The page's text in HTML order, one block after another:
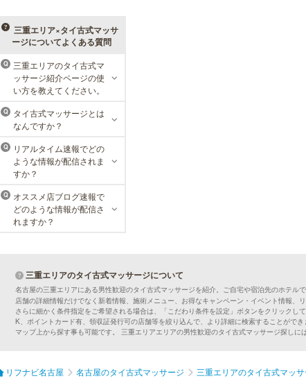
メニューをご用意。お得な体験コー
スも多数！
メンズリゼクリニック 名古屋
栄院
東京メンズリゼクリニックの永久脱
毛が全国で受けられます。多くの男
性患者様にご支持頂き、新宿1院か
ら始まったメンズリゼクリニック
が、現在では提携院含め全国10院を
展開するクリニックになりました。
三重エリア×タイ古式マッサ
ージについてよくある質問
Q
三重エリアのタイ古式マ
ッサージ紹介ページの使
い方を教えてください。
Q
タイ古式マッサージとは
なんですか？
Q
リアルタイム速報でどの
ような情報が配信されま
すか？
Q
オススメ店ブログ速報で
どのような情報が配信さ
れますか？
三重エリアのタイ古式マッサージについて
名古屋の三重エリアにある男性歓迎のタイ古式マッサージを紹介。ご自宅や宿泊先のホテル
店舗の詳細情報だけでなく新着情報、施術メニュー、お得なキャンペーン・イベント情報、
さらに細かく条件指定をご希望される場合は、「こだわり条件を設定」ボタンをクリック
K、ポイントカード有、領収証発行可の店舗等を絞り込んで、より詳細に検索することがで
マップ上から探す事も可能です。 三重エリアエリアの男性歓迎のタイ古式マッサージ探しに
リフナビ名古屋 名古屋のタイ古式マッサージ 三重エリアのタイ古式マッ